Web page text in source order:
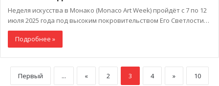
Неделя искусства в Монако (Monaco Art Week) пройдёт с 7 по 12
июля 2025 года под высоким покровительством Его Светлости…
Подробнее »
Первый ... « 2 3 4 » 10